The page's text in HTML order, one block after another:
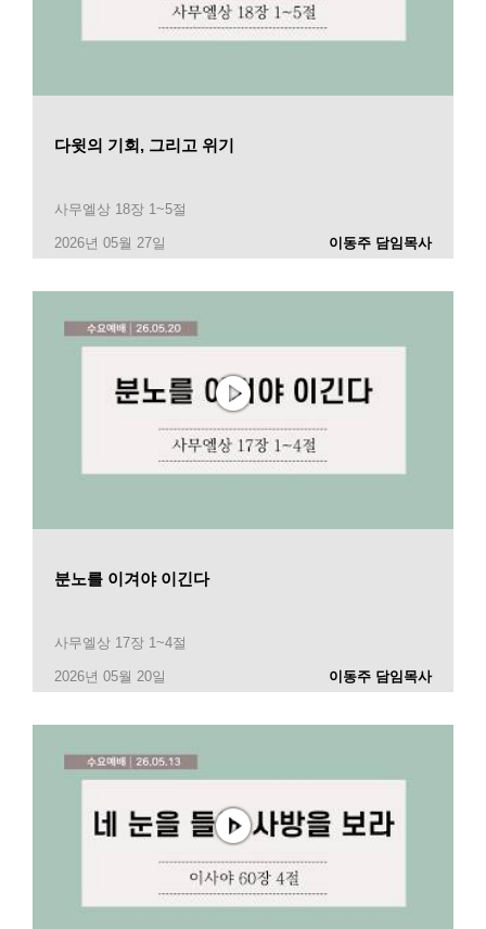
다윗의 기회, 그리고 위기
사무엘상 18장 1~5절
2026년 05월 27일 이동주 담임목사
분노를 이겨야 이긴다
사무엘상 17장 1~4절
2026년 05월 20일 이동주 담임목사